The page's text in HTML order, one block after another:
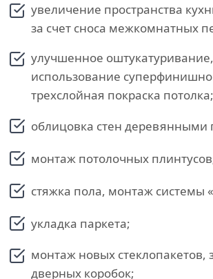
увеличение пространства
за счет сноса межкомнатных
улучшенное оштукатуривание,
использование
трехслойная покраска потолка;
облицовка стен деревянными
монтаж потолочных
стяжка пола, монтаж системы
укладка паркета;
монтаж новых стеклопакетов,
дверных коробок;